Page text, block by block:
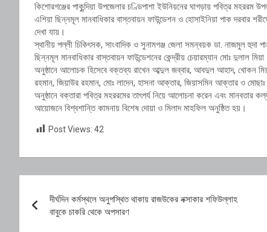
কিশোরগঞ্জের পাকুন্দিয়া উপজেলার চণ্ডিপাশা ইউনিয়নের ঘাগড়ায় পবিত্র
এশিয়া ছিন্নমূল মানবাধিকার বাস্তবায়ন ফাউন্ডেশন ও হোসাইনিয়া পাক দরবার
দেখা যায়।
স্থানীয় পল্লী চিকিৎসক, সাংবাদিক ও সুনামগঞ্জ জেলা সমন্বয়ক ডা. নাজমুল হুদা
ছিন্নমূল মানবাধিকার বাস্তবায়ন ফাউন্ডেশনের কেন্দ্রীয় চেয়ারম্যান মোঃ দুলাল
অনুষ্ঠানে আলোচক হিসেবে বক্তব্য রাখেন আব্দুল জব্বার, আবদুল আহাদ, খোকন
রহমান, জিয়াউর রহমান, মোঃ লাদেন, হাসনা আক্তার, জিয়াসমিন আক্তার ও
অনুষ্ঠানে বক্তারা পবিত্র মহররমের তাৎপর্য নিয়ে আলোচনা করেন এবং মানবতার
আয়োজনে বিশ্বশান্তি কামনায় বিশেষ দোয়া ও মিলাদ মাহফিল অনুষ্ঠিত হয়।
Post Views: 42
navigation
দীর্ঘদিন কর্মস্থলে অনুপস্থিত থাকায় রাজউকের নক্সাকার শফিউল্লাহ
বাবুকে চাকরি থেকে অপসারণ